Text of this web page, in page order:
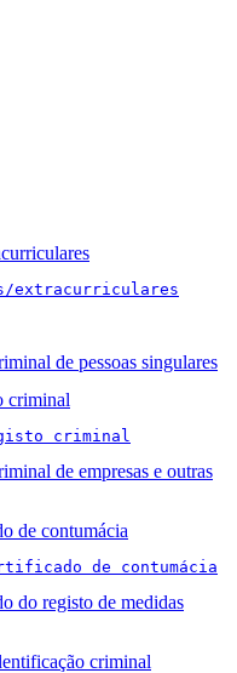
extracurriculares
de pessoas singulares
criminal
criminal
de empresas e outras
de contumácia
de contumácia
do registo de medidas
criminal